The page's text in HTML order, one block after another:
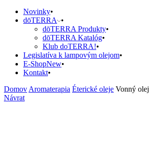
Novinky
dōTERRA
dōTERRA Produkty
dōTERRA Katalóg
Klub doTERRA!
Legislatíva k lampovým olejom
E-ShopNew
Kontakt
DomovAromaterapia Éterické oleje Vonný
Návrat